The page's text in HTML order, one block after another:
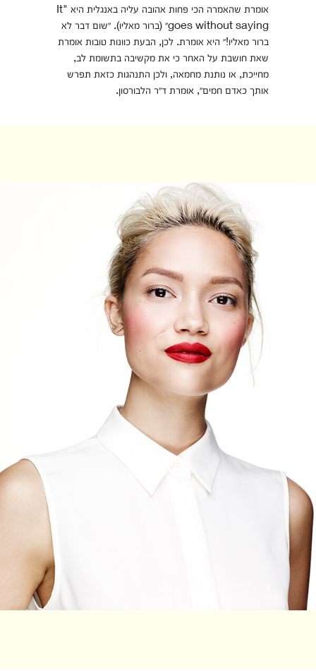
אומרת שהאמרה הכי פחות אהובה עליה באנגלית היא "It
goes without saying״ (ברור מאליו). ״שום דבר לא
ברור מאליו!״ היא אומרת. לכן, הבעת כוונות טובות אומרת
שאת חושבת על האחר כי את מקשיבה בתשומת לב,
מחייכת, או נותנת מחמאה, ולכן התנהגות כזאת תפרש
אותך כאדם חמים״, אומרת ד״ר הלבורסון.